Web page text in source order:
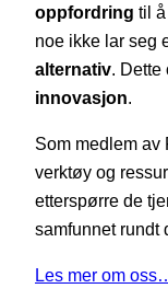
oppfordring til
noe ikke lar seg
alternativ. Dette
innovasjon.
Som medlem av
verktøy og
etterspørre de
samfunnet rundt
Les mer om